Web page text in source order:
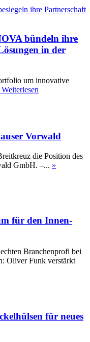
bündeln ihre
in der
um innovative
Weiterlesen
Vorwald
die Position des
GmbH. –... »
für den Innen-
Branchenprofi bei
Oliver Funk verstärkt
für neues